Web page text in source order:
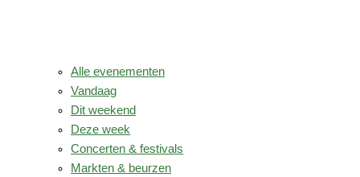
Alle evenementen
Vandaag
Dit weekend
Deze week
Concerten & festivals
Markten & beurzen